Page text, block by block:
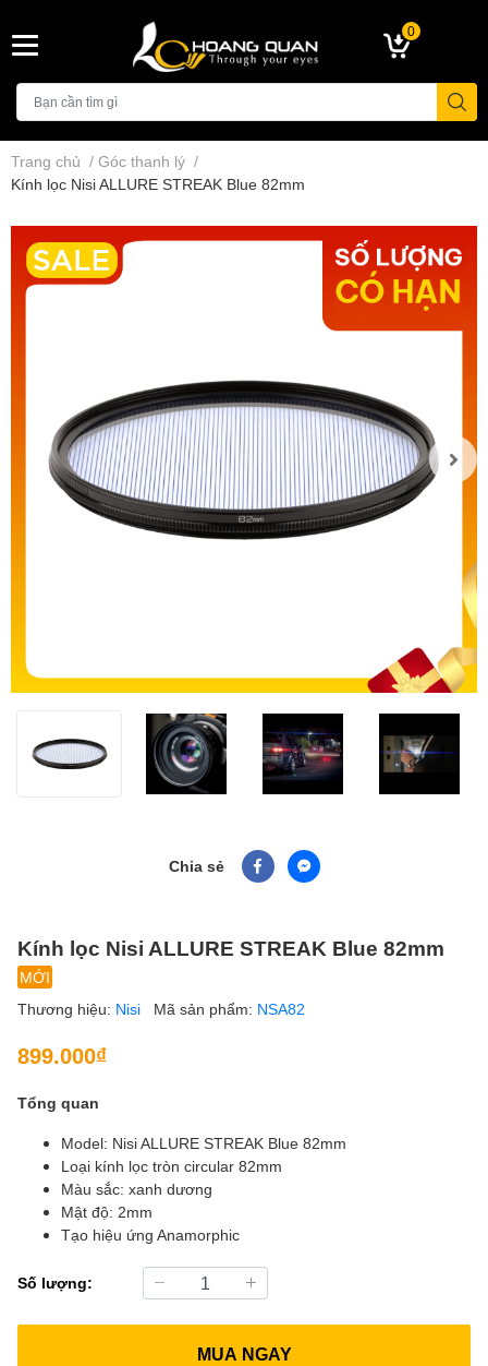
0
Trang chủ / Góc thanh lý /
Kính lọc Nisi ALLURE STREAK Blue 82mm
Chia sẻ
Kính lọc Nisi ALLURE STREAK Blue 82mm
MỚI
Thương hiệu: Nisi Mã sản phẩm: NSA82
899.000₫
Tổng quan
Model: Nisi ALLURE STREAK Blue 82mm
Loại kính lọc tròn circular 82mm
Màu sắc: xanh dương
Mật độ: 2mm
Tạo hiệu ứng Anamorphic
Số lượng:
MUA NGAY